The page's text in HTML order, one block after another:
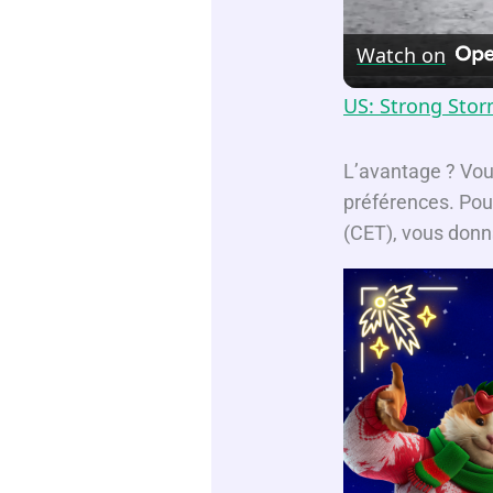
Watch on
US: Strong
L’avantage ?
préférences.
(CET), vous